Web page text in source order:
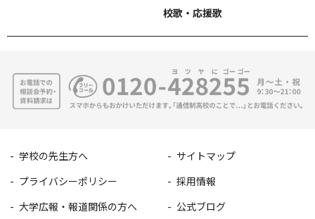
校歌・応援歌
学校の先生方へ
サイトマップ
プライバシーポリシー
採用情報
大学広報・報道関係の方へ
公式ブログ